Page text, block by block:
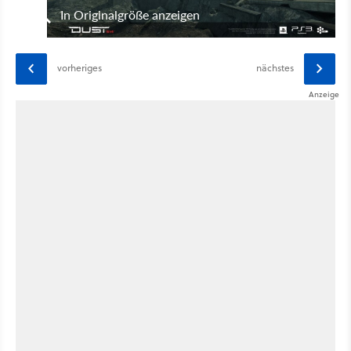
In Originalgröße anzeigen
vorheriges nächstes